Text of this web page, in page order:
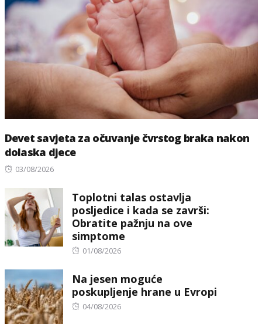
Devet savjeta za očuvanje čvrstog braka nakon
dolaska djece
Posted
03/08/2026
Toplotni talas ostavlja
posljedice i kada se završi:
Obratite pažnju na ove
simptome
Posted
01/08/2026
Na jesen moguće
poskupljenje hrane u Evropi
Posted
04/08/2026